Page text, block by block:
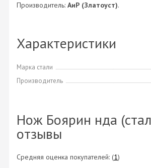
Производитель: АиР (Златоуст).
Характеристики
Марка стали
Производитель
Нож Боярин нда
отзывы
Средняя оценка покупателей: (1)